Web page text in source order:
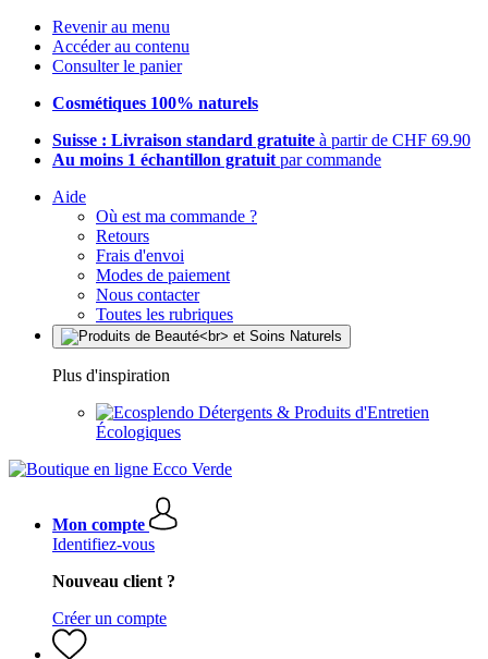
Revenir au menu
Accéder au contenu
Consulter le panier
Cosmétiques 100% naturels
Suisse : Livraison standard gratuite à partir de CHF 69.90
Au moins 1 échantillon gratuit par commande
Aide
Où est ma commande ?
Retours
Frais d'envoi
Modes de paiement
Nous contacter
Toutes les rubriques
Plus d'inspiration
Détergents & Produits d'Entretien
Écologiques
Mon compte
Identifiez-vous
Nouveau client ?
Créer un compte